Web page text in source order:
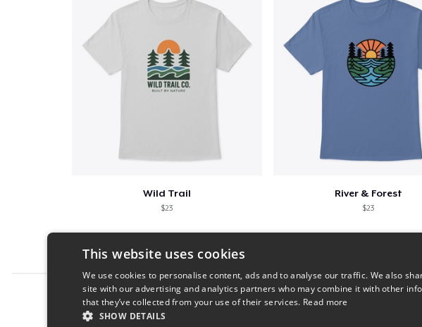
Wild Trail
$23
River & Forest
$23
Report this product
This website uses cookies
We use cookies to personalise content, ads and to analyse our traffic. We also
site with our advertising and analytics partners who may combine it with other
that they’ve collected from your use of their services. Read more
SHOW DETAILS